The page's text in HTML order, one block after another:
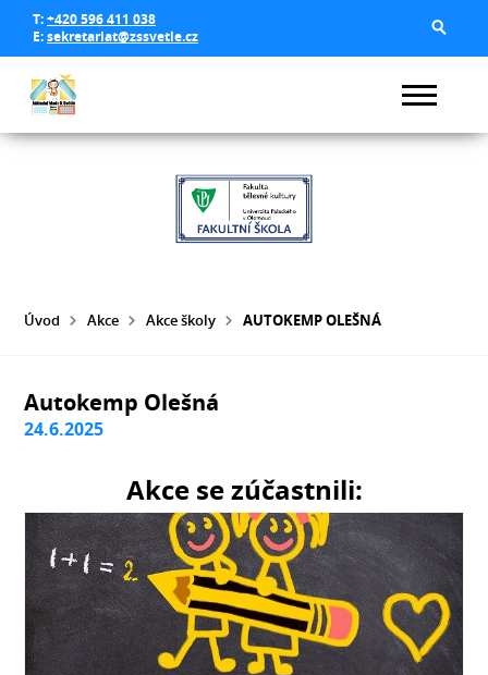
T:+420 596 411 038
E:sekretariat@zssvetle.cz
Úvod Akce Akce školy AUTOKEMP OLEŠNÁ
Autokemp Olešná
24.6.2025
Akce se zúčastnili: